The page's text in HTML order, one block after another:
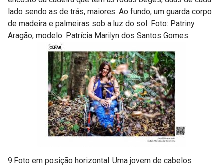
lado sendo as de trás, maiores. Ao fundo, um guarda corpo
de madeira e palmeiras sob a luz do sol. Foto: Patriny
Aragão, modelo: Patrícia Marilyn dos Santos Gomes.
9.Foto em posição horizontal. Uma jovem de cabelos